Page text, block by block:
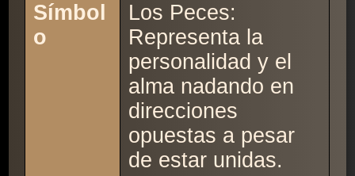
Símbol
o
Los Peces:
Representa la
personalidad y el
alma nadando en
direcciones
opuestas a pesar
de estar unidas.